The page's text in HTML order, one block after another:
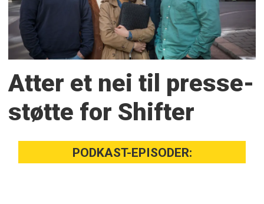
Atter et nei til presse­
støtte for Shifter
PODKAST-EPISODER: